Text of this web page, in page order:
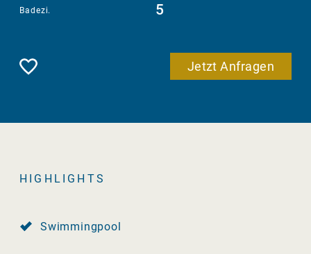
5
Badezi.
Merken Jetzt Anfragen
HIGHLIGHTS
Swimmingpool